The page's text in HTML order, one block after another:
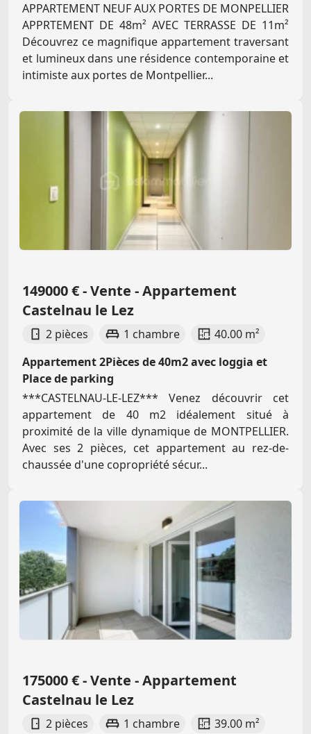
APPARTEMENT NEUF AUX PORTES DE MONPELLIER
APPRTEMENT DE 48m² AVEC TERRASSE DE 11m²
Découvrez ce magnifique appartement traversant
et lumineux dans une résidence contemporaine et
intimiste aux portes de Montpellier...
149000 € - Vente - Appartement
Castelnau le Lez
2 pièces 1 chambre
40.00 m²
Appartement 2Pièces de 40m2 avec loggia et
Place de parking
***CASTELNAU-LE-LEZ*** Venez découvrir cet
appartement de 40 m2 idéalement situé à
proximité de la ville dynamique de MONTPELLIER.
Avec ses 2 pièces, cet appartement au rez-de-
chaussée d'une copropriété sécur...
175000 € - Vente - Appartement
Castelnau le Lez
2 pièces 1 chambre 39.00 m²